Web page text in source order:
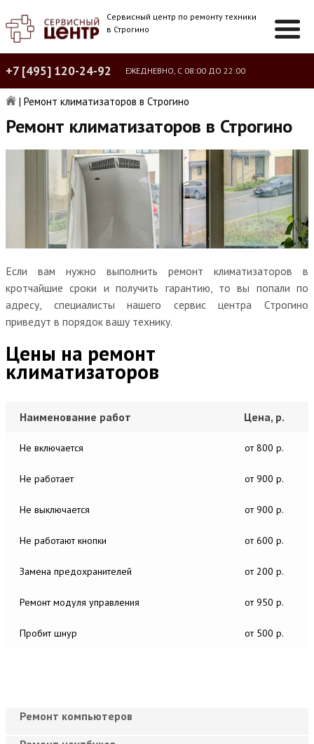
Сервисный центр по ремонту техники
в Строгино
+7 [495] 120-24-92 ЕЖЕДНЕВНО, С 08:00 ДО 22:00
| Ремонт климатизаторов в Строгино
Ремонт климатизаторов в Строгино
Если вам нужно выполнить ремонт климатизаторов в
кротчайшие сроки и получить гарантию, то вы попали по
адресу, специалисты нашего сервис центра Строгино
приведут в порядок вашу технику.
Цены на ремонт
климатизаторов
Наименование работ Цена, р.
Не включается от 800 р.
Не работает от 900 р.
Не выключается от 900 р.
Не работают кнопки от 600 р.
Замена предохранителей от 200 р.
Ремонт модуля управления от 950 р.
Пробит шнур от 500 р.
Ремонт компьютеров